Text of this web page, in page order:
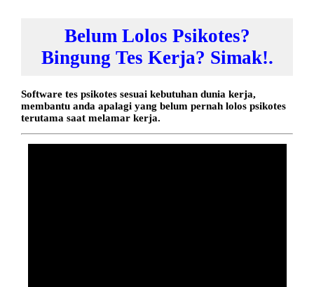
Belum Lolos Psikotes?
Bingung Tes Kerja? Simak!.
Software tes psikotes sesuai kebutuhan dunia kerja,
membantu anda apalagi yang belum pernah lolos psikotes
terutama saat melamar kerja.